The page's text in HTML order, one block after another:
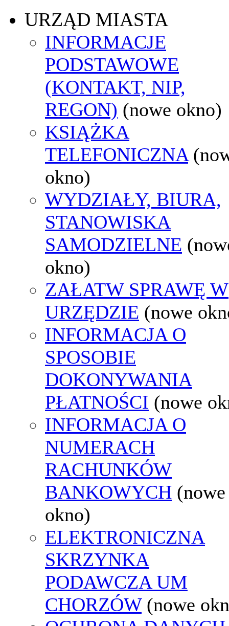
URZĄD MIASTA
INFORMACJE
PODSTAWOWE
(KONTAKT, NIP,
REGON) (nowe okno)
KSIĄŻKA
TELEFONICZNA
okno)
WYDZIAŁY, BIURA,
STANOWISKA
SAMODZIELNE
okno)
ZAŁATW SPRAWĘ W
URZĘDZIE (nowe
INFORMACJA O
SPOSOBIE
DOKONYWANIA
PŁATNOŚCI (nowe
INFORMACJA O
NUMERACH
RACHUNKÓW
BANKOWYCH (nowe
okno)
ELEKTRONICZNA
SKRZYNKA
PODAWCZA UM
CHORZÓW (nowe